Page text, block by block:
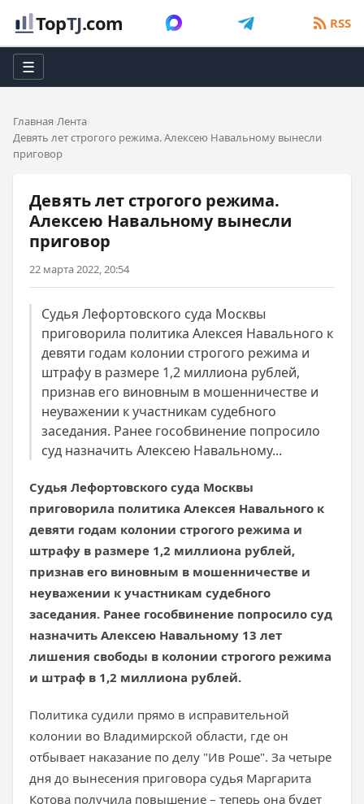
TopTJ.com RSS
☰
Главная Лента
Девять лет строгого режима. Алексею Навальному вынесли
приговор
Девять лет строгого режима.
Алексею Навальному вынесли
приговор
22 марта 2022, 20:54
Судья Лефортовского суда Москвы
приговорила политика Алексея Навального к
девяти годам колонии строгого режима и
штрафу в размере 1,2 миллиона рублей,
признав его виновным в мошенничестве и
неуважении к участникам судебного
заседания. Ранее гособвинение попросило
суд назначить Алексею Навальному...
Судья Лефортовского суда Москвы
приговорила политика Алексея Навального к
девяти годам колонии строгого режима и
штрафу в размере 1,2 миллиона рублей,
признав его виновным в мошенничестве и
неуважении к участникам судебного
заседания. Ранее гособвинение попросило суд
назначить Алексею Навальному 13 лет
лишения свободы в колонии строгого режима
и штраф в 1,2 миллиона рублей.
Политика судили прямо в исправительной
колонии во Владимирской области, где он
отбывает наказание по делу "Ив Роше". За четыре
дня до вынесения приговора судья Маргарита
Котова получила повышение – теперь она будет